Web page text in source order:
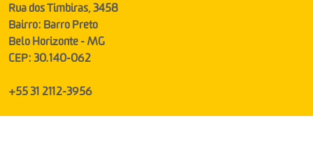
Rua dos Timbiras, 3458
Bairro: Barro Preto
Belo Horizonte - MG
CEP: 30.140-062
+55 31 2112-3956